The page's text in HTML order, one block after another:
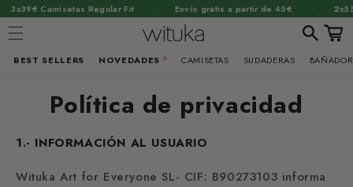
directamente
al contenido
Regular Fit · Envío gratis a partir de 45€ · 2x55€
BEST SELLERS NOVEDADES CAMISETAS SUDADERAS
Política de privacidad
1.- INFORMACIÓN AL USUARIO
Wituka Art for Everyone SL- CIF: B90273103 informa